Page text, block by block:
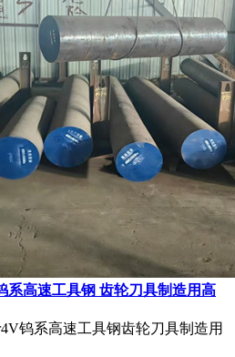
系高速工具钢 齿轮刀具制造用高
钨系高速工具钢齿轮刀具制造用